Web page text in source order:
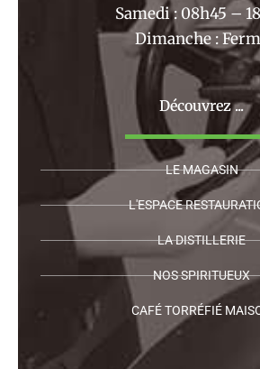
Samedi : 08h45 –
Dimanche :
Découvrez ...
LE MAGASIN
L'ESPACE
LA DISTILLERIE
NOS SPIRITUEUX
CAFÉ TORRÉFIÉ